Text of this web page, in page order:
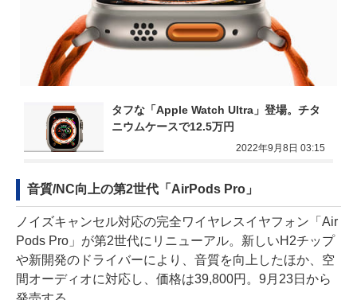
タフな「Apple Watch Ultra」登場。チタ
ニウムケースで12.5万円
2022年9月8日 03:15
音質/NC向上の第2世代「AirPods Pro」
ノイズキャンセル対応の完全ワイヤレスイヤフォン「Air
Pods Pro」が第2世代にリニューアル。新しいH2チップ
や新開発のドライバーにより、音質を向上したほか、空
間オーディオに対応し、価格は39,800円。9月23日から